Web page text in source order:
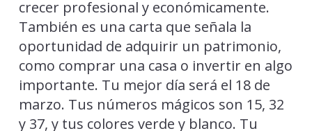
crecer profesional y económicamente.
También es una carta que señala la
oportunidad de adquirir un patrimonio,
como comprar una casa o invertir en algo
importante. Tu mejor día será el 18 de
marzo. Tus números mágicos son 15, 32
y 37, y tus colores verde y blanco. Tu